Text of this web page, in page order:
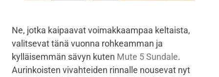
Ne, jotka kaipaavat voimakkaampaa keltaista,
valitsevat tänä vuonna rohkeamman ja
kylläisemmän sävyn kuten Mute 5 Sundale.
Aurinkoisten vivahteiden rinnalle nousevat nyt